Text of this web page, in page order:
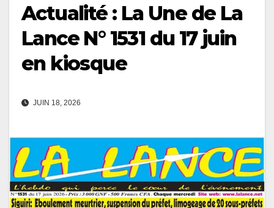
Actualité : La Une de La
Lance N° 1531 du 17 juin
en kiosque
JUIN 18, 2026